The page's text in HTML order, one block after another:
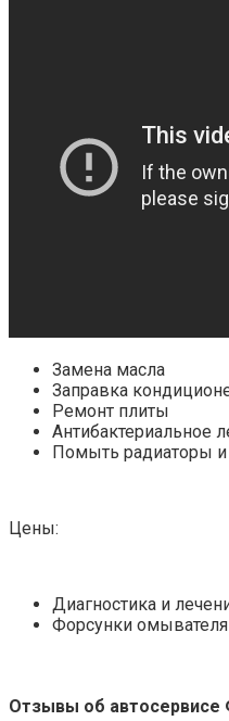
Замена масла
Заправка
Ремонт плиты
Антибактериальное
Помыть радиаторы и
Цены:
Диагностика и
Форсунки
Отзывы об автосервисе